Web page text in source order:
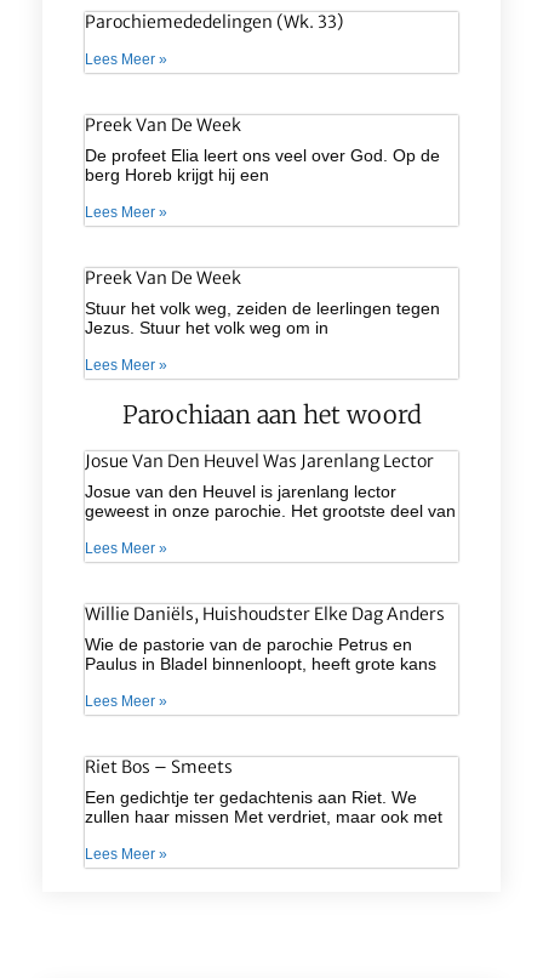
Parochiemededelingen (wk. 33)
Lees Meer »
Preek Van De Week
De profeet Elia leert ons veel over God. Op de
berg Horeb krijgt hij een
Lees Meer »
Preek Van De Week
Stuur het volk weg, zeiden de leerlingen tegen
Jezus. Stuur het volk weg om in
Lees Meer »
Parochiaan aan het woord
Josue Van Den Heuvel Was Jarenlang Lector
Josue van den Heuvel is jarenlang lector
geweest in onze parochie. Het grootste deel van
Lees Meer »
Willie Daniëls, Huishoudster Elke Dag Anders
Wie de pastorie van de parochie Petrus en
Paulus in Bladel binnenloopt, heeft grote kans
Lees Meer »
Riet Bos – Smeets
Een gedichtje ter gedachtenis aan Riet. We
zullen haar missen Met verdriet, maar ook met
Lees Meer »